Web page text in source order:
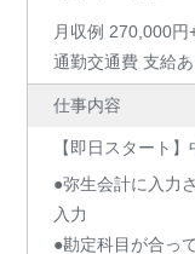
月収例 270,000円
通勤交通費 支給あ
仕事内容
【即日スタート
●弥生会計に入力
入力
●勘定科目が合っ